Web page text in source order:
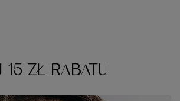
15 ZŁ RABATU